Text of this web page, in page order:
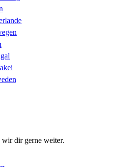
wir dir gerne weiter.